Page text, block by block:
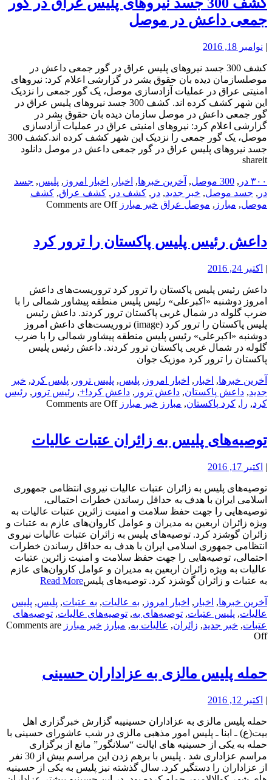
جمعی داعش در موصل
| نوامبر 18, 2016
کشف 300 جسد نیروهای پلیس عراق در گور جمعی داعش در
موصلسازمان دیده بان حقوق بشر در گزارشی اعلام کرد: نیروهای
امنیتی عراق در عملیات آزادسازی موصل، یک گور جمعی را نزدیک
این شهر کشف کرده اند. کشف 300 جسد نیروهای پلیس عراق در
گور جمعی داعش در موصل سازمان دیده بان حقوق بشر در
گزارشی اعلام کرد: نیروهای امنیتی عراق در عملیات آزادسازی
موصل، یک گور جمعی را نزدیک این شهر کشف کرده اند.کشف 300
جسد نیروهای پلیس عراق در گور جمعی داعش در موصل دانلود
shareit
۳۰۰ در , 300 موصل , آخرین خبرها, اخبار , اخبار امروز , پلیس, جسد
در , جسد موصل, خبر جدید, در , کشف در , کشف عراق, کشف
موصل, مبارز , موصل عراق خبر مبارز Comments are Off
داعش رئیس پلیس پاکستان را ترور کرد
| اکتبر 24, 2016
داعش رئیس پلیس پاکستان را ترور کرد تروریست‌های داعش
امروز دوشنبه «اکبرعلی» رئیس پلیس منطقه پیشاور شمالی را با
ضرب گلوله در شمال غربی پاکستان ترور کردند. داعش رئیس
پلیس پاکستان را ترور کرد (image) تروریست‌های داعش امروز
دوشنبه «اکبرعلی» رئیس پلیس منطقه پیشاور شمالی را با ضرب
گلوله در شمال غربی پاکستان ترور کردند. داعش رئیس پلیس
پاکستان را ترور کرد موزیک جوان
آخرین خبرها, اخبار , اخبار امروز , پلیس, پلیس ترور , پلیس کرد, خبر
جدید, داعش پاکستان, داعش ترور , داعش کرد!+, رئیس ترور , رئیس
کرد, را , کرد پاکستان, مبارز خبر مبارز Comments are Off
توصیه‌های پلیس به زائران عتبات عالیات
| اکتبر 17, 2016
توصیه‌های پلیس به زائران عتبات عالیات نیروی انتظامی جمهوری
اسلامی ایران با هدف به حداقل رساندن خطرات احتمالی،
توصیه‌هایی را جهت حفظ سلامت و امنیت زائرین عتبات عالیات به
ویژه زائران اربعین به مدیران و عوامل کاروان‌های عازم به عتبات و
زائران گوشزد کرد. توصیه‌های پلیس به زائران عتبات عالیات نیروی
انتظامی جمهوری اسلامی ایران با هدف به حداقل رساندن خطرات
احتمالی، توصیه‌هایی را جهت حفظ سلامت و امنیت زائرین عتبات
عالیات به ویژه زائران اربعین به مدیران و عوامل کاروان‌های عازم
به عتبات و زائران گوشزد کرد. توصیه‌های پلیسRead More
آخرین خبرها, اخبار , اخبار امروز , به عالیات, به عتبات, پلیس, پلیس
عالیات, پلیس عتبات, توصیه‌های به, توصیه‌های عالیات, توصیه‌های
عتبات, خبر جدید, زائران, عالیات به, مبارز خبر مبارز Comments are
Off
حمله پلیس مالزی به عزاداران حسینی
| اکتبر 12, 2016
حمله پلیس مالزی به عزاداران حسینیبه گزارش خبرگزاری اهل
بیت(ع) ـ ابنا ـ پلیس امور مذهبی مالزی در شب عاشورای حسینی با
حمله به یکی از حسینیه های ایالت “سلانگور” مانع از برگزاری
مراسم عزاداری شد . پلیس با برهم زدن این مراسم بیش از 30 نفر
از عزاداران را دستگیر کرد. سال گذشته نیز پلیس به یکی از حسینیه